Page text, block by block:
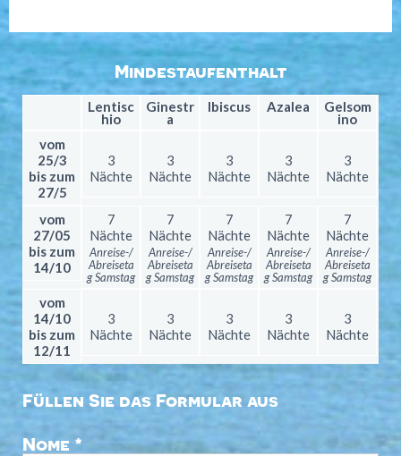
Mindestaufenthalt
Lentisc
hio
Ginestr
a
Ibiscus Azalea Gelsom
ino
vom
25/3
bis zum
27/5
3
Nächte
3
Nächte
3
Nächte
3
Nächte
3
Nächte
vom
27/05
bis zum
14/10
7
Nächte
Anreise-/
Abreiseta
g Samstag
7
Nächte
Anreise-/
Abreiseta
g Samstag
7
Nächte
Anreise-/
Abreiseta
g Samstag
7
Nächte
Anreise-/
Abreiseta
g Samstag
7
Nächte
Anreise-/
Abreiseta
g Samstag
vom
14/10
bis zum
12/11
3
Nächte
3
Nächte
3
Nächte
3
Nächte
3
Nächte
Füllen Sie das Formular aus
Nome *